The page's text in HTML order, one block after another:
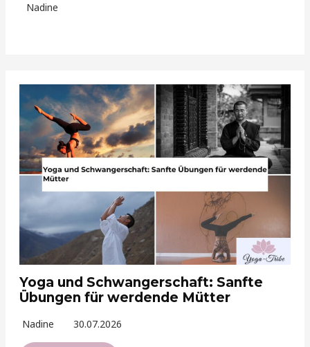
Nadine
Yoga und Schwangerschaft: Sanfte
Übungen für werdende Mütter
Nadine 30.07.2026